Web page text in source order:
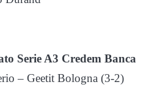
Serie A3 Credem Banca
– Geetit Bologna (3-2)